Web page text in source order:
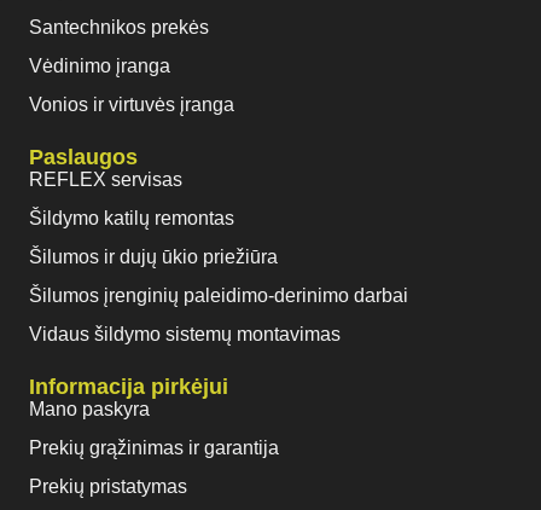
Santechnikos prekės
Vėdinimo įranga
Vonios ir virtuvės įranga
Paslaugos
REFLEX servisas
Šildymo katilų remontas
Šilumos ir dujų ūkio priežiūra
Šilumos įrenginių paleidimo-derinimo darbai
Vidaus šildymo sistemų montavimas
Informacija pirkėjui
Mano paskyra
Prekių grąžinimas ir garantija
Prekių pristatymas